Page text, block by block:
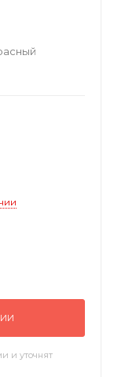
и уточнят